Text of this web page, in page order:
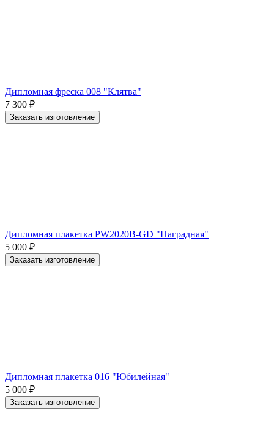
Дипломная фреска 008 "Клятва"
7 300 ₽
Заказать изготовление
Дипломная плакетка PW2020B-GD "Наградная"
5 000 ₽
Заказать изготовление
Дипломная плакетка 016 "Юбилейная"
5 000 ₽
Заказать изготовление